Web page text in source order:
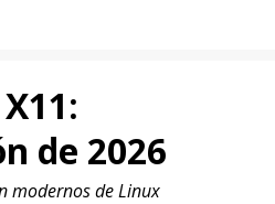
de 2026
modernos de Linux